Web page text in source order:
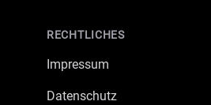
RECHTLICHES
Impressum
Datenschutz